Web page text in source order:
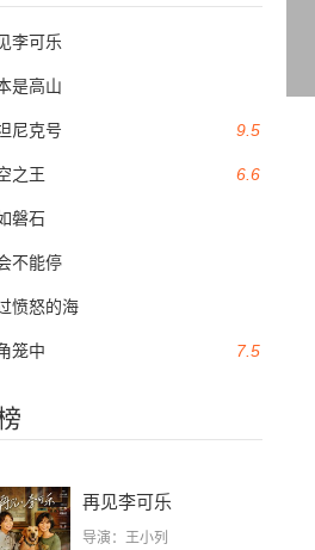
李可乐
是高山
9.5
尼克号
6.6
之王
磐石
不能停
愤怒的海
7.5
笼中
再见李可乐
导演：王小列